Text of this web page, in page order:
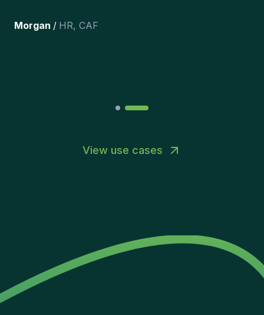
the team. ”
View use cases